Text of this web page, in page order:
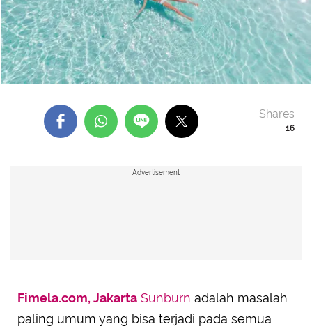
16
Shares
Advertisement
Fimela.com, Jakarta Sunburn adalah masalah
paling umum yang bisa terjadi pada semua